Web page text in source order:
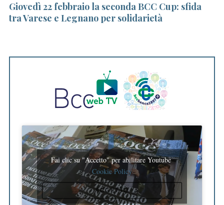
Giovedì 22 febbraio la seconda BCC Cup: sfida
tra Varese e Legnano per solidarietà
Fai clic su "Accetto" per abilitare Youtube
Cookie Policy
ACCETTO
h
f
o
r
: